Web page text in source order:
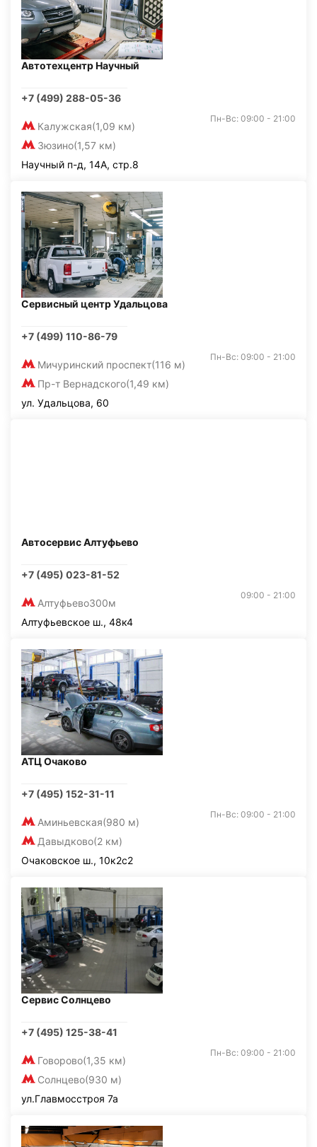
Автотехцентр Научный
+7 (499) 288-05-36
Калужская(1,09 км)
Зюзино(1,57 км)
Пн-Вс: 09:00 - 21:00
Научный п-д, 14А, стр.8
Сервисный центр Удальцова
+7 (499) 110-86-79
Мичуринский проспект(116 м)
Пр-т Вернадского(1,49 км)
Пн-Вс: 09:00 - 21:00
ул. Удальцова, 60
Автосервис Алтуфьево
+7 (495) 023-81-52
Алтуфьево300м
09:00 - 21:00
Алтуфьевское ш., 48к4
АТЦ Очаково
+7 (495) 152-31-11
Аминьевская(980 м)
Давыдково(2 км)
Пн-Вс: 09:00 - 21:00
Очаковское ш., 10к2с2
Сервис Солнцево
+7 (495) 125-38-41
Говорово(1,35 км)
Солнцево(930 м)
Пн-Вс: 09:00 - 21:00
ул.Главмосстроя 7а